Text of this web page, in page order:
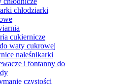
chłodziarki
cukiernicze
waty cukrowej
naleśnikarki
i fontanny do
czystości